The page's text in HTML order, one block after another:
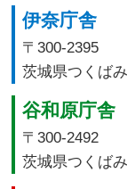
伊奈庁舎
〒300-2395
茨城県つくば
谷和原庁舎
〒300-2492
茨城県つくば